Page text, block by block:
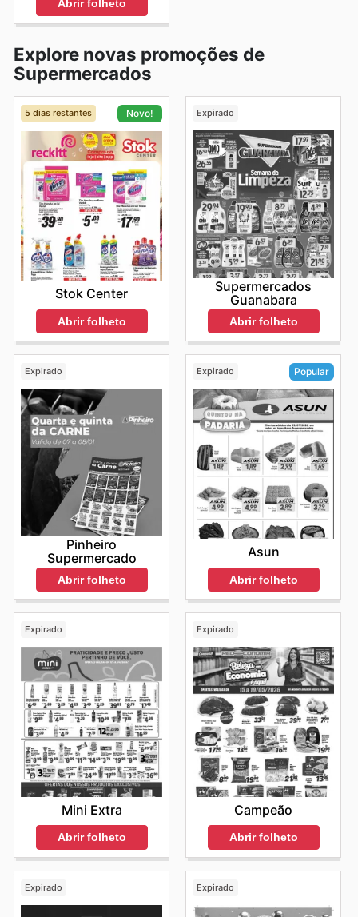
Abrir folheto
Explore novas promoções de
Supermercados
5 dias restantes Novo!
Stok Center
Abrir folheto
Expirado
Supermercados
Guanabara
Abrir folheto
Expirado
Pinheiro
Supermercado
Abrir folheto
Expirado Popular
Asun
Abrir folheto
Expirado
Mini Extra
Abrir folheto
Expirado
Campeão
Abrir folheto
Expirado Expirado